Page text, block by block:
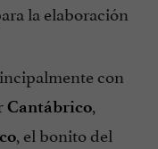
la elaboración
con
Cantábrico,
, el bonito del